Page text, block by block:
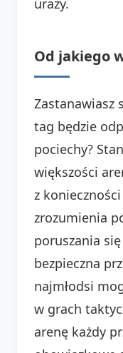
Od jakiego
Zastanawiasz
tag będzie
pociechy?
większości
z
zrozumienia
poruszania
bezpieczna
najmłodsi
w grach
arenę każdy